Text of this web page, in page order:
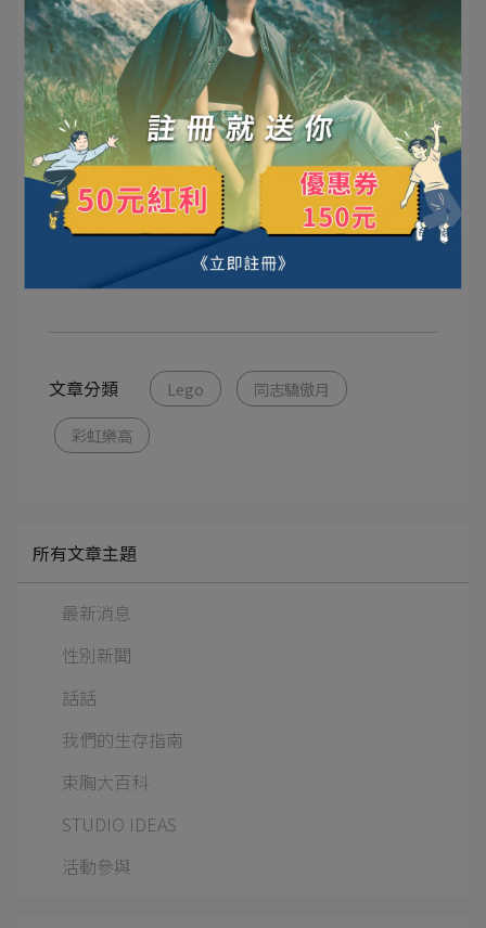
文章分類 Lego 同志驕傲月
彩虹樂高
所有文章主題
最新消息
性別新聞
話話
我們的生存指南
束胸大百科
STUDIO IDEAS
活動參與